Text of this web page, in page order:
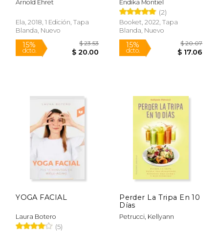
dcto. dcto.
Trascendente de la
Espiritual
Arnold Ehret
Ela, 2018, 1 Edición, Tapa
Blanda, Nuevo
Endika Montiel
(2)
Booket, 2022, Tapa
Blanda, Nuevo
YOGA FACIAL
Laura Botero
(5)
Perder La Tripa En 10
Días
Petrucci, Kellyann